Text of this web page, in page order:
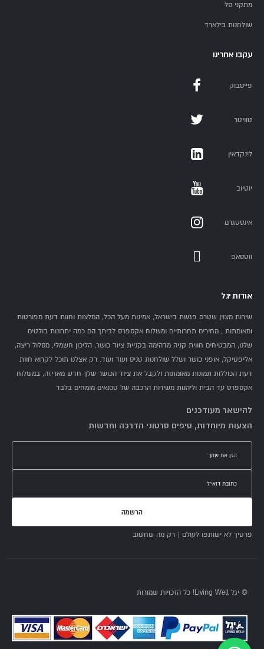
מתקני סל
שולחנות בילארד
עקבו אחרינו
פייסבוק
טוויטר
לינקדאין
יוטיוב
אינסטגרם
ווטסאפ
אודות יגל
שירות מצוין שטרם פגשת בישראל, אמינות מעל הכל, המלצות וחוות דעת מפורטות
ומאומתות , מחירים תחרותיים ומשלוח אקספרס לביתך הם כמה יתרונות בולטים
שלנו, המבטיחים חווית קניה מדהימה בקניית ציוד כושר, הליכון חשמלי, מסלול ריצה,
אליפטיקל, אופני כושר ושלל שולחנות טניס ועוד ועוד. רק אצלנו תוכל לקרוא חוות
דעת הכוללות תמונות מאומתות ולקבל את ציוד הכושר שלך חדש מאריזה, במשלוח
אקספרס עד הבית וליהנות משירות הרכבה של טכנאים מומחים בלבד
להישאר מעודכנים
הצעות מיוחדות, טיפים סרטוני הדרכה וחדשות
הרשמה
פרטיך לא ישותפו לעולם | רק מה שחשוב
© יגל Living Well! כל הזכויות שמורות